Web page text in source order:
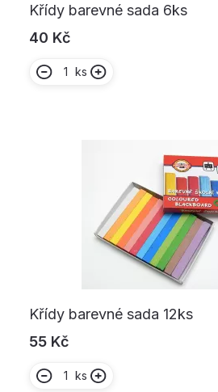
Křídy barevné sada 6ks
40 Kč
ks
Křídy barevné sada 12ks
55 Kč
ks